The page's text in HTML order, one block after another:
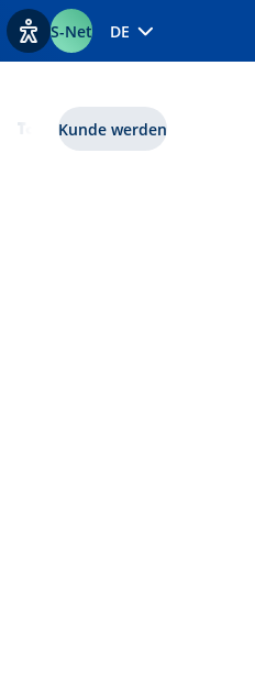
Optionen zur Barrierefreiheit
S-Net DE
Tools lux|funds
Kunde werden